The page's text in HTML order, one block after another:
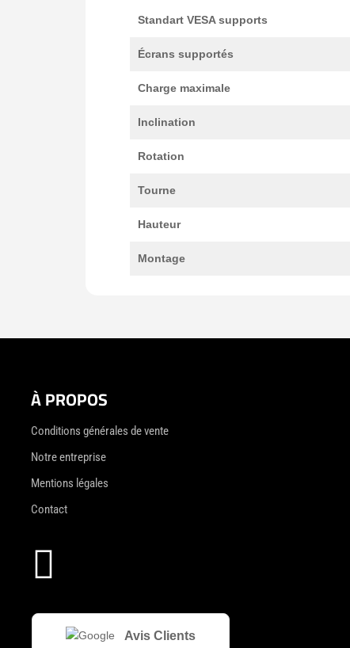
Standart VESA supports
Écrans supportés
Charge maximale
Inclination
Rotation
Tourne
Hauteur
Montage
À PROPOS
Conditions générales de vente
Notre entreprise
Mentions légales
Contact

Avis Clients